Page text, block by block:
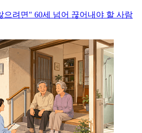
으려면" 60세 넘어 끊어내야 할 사람